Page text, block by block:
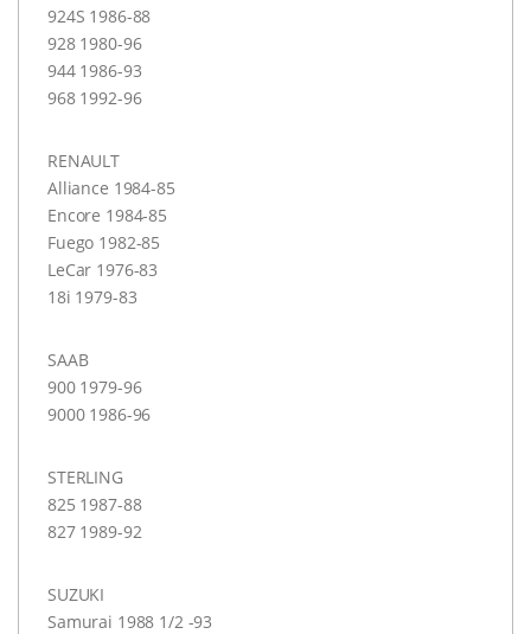
924S 1986-88
928 1980-96
944 1986-93
968 1992-96
RENAULT
Alliance 1984-85
Encore 1984-85
Fuego 1982-85
LeCar 1976-83
18i 1979-83
SAAB
900 1979-96
9000 1986-96
STERLING
825 1987-88
827 1989-92
SUZUKI
Samurai 1988 1/2 -93